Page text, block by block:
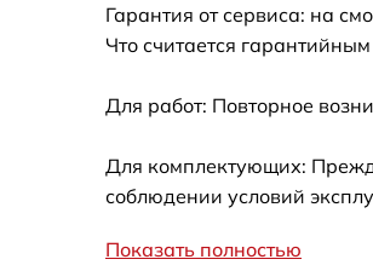
Замена сенсора Brandt
Гарантия от сервиса: на
Что считается
Для работ: Повторное
Для комплектующих:
соблюдении условий
Показать полностью